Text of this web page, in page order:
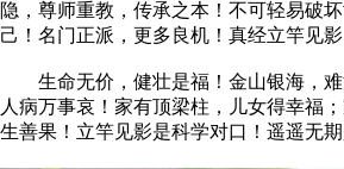
隐，尊师重教，传承之本！不可轻易破
己！名门正派，更多良机！真经立竿见影
生命无价，健壮是福！金山银海，难
人病万事哀！家有顶梁柱，儿女得幸福
生善果！立竿见影是科学对口！遥遥无